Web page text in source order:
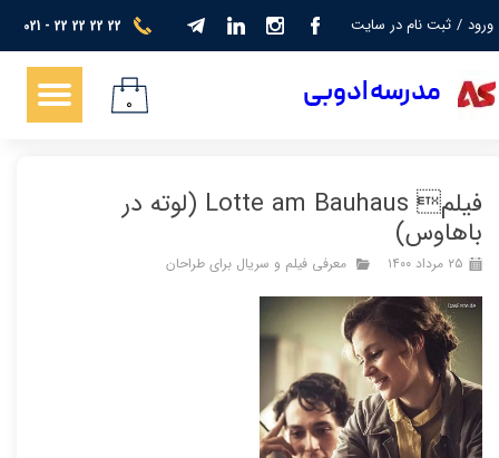
021 - 22 22 22 22 ورود / ثبت نام در سایت
حساب کاربری من
تغییر گذر واژه
خروج از حساب کاربری
​​​مدرسه ادوبی ۰
فیلم Lotte am Bauhaus (لوته در
باهاوس)
۲۵ مرداد ۱۴۰۰ معرفی فیلم و سریال برای طراحان